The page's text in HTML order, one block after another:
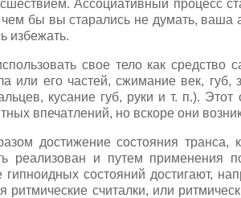
Ассоциативный процесс
бы вы старались не думать, ваша
избежать.
свое тело как средство
или его частей, сжимание век, губ,
кусание губ, руки и т. п.). Этот
впечатлений, но вскоре они
достижение состояния транса,
реализован и путем применения
состояний достигают,
считалки, или